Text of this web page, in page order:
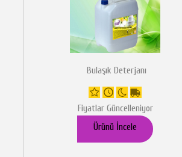
Bulaşık Deterjanı
Fiyatlar Güncelleniyor
Ürünü İncele